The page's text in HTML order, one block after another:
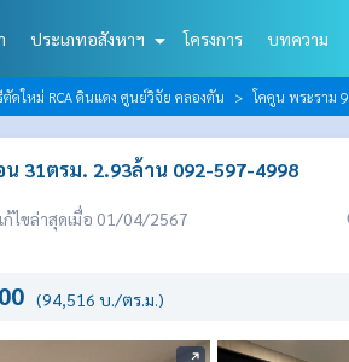
ประเภทอสังหาฯ โครงการ บทความ
ดใหม่ RCA ดินแดง ศูนย์วิจัย คลองตัน โคคูน พระราม 9
31ตรม. 2.93ล้าน 092-597-4998
ก้ไขล่าสุดเมื่อ 01/04/2567
(94,516 บ./ตร.ม.)